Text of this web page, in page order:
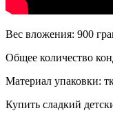
Вес вложения: 900
Общее количество
Материал упаковки:
Купить сладкий